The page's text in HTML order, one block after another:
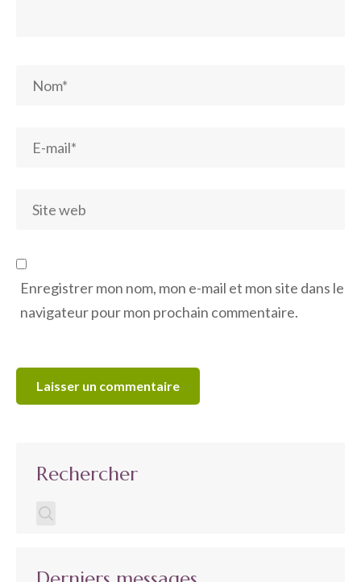
Enregistrer mon nom, mon e-mail et mon site dans le
navigateur pour mon prochain commentaire.
Rechercher